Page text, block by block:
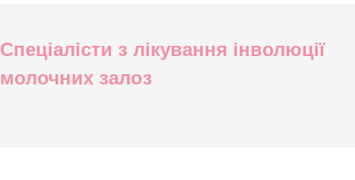
Спеціалісти з лікування інволюції
молочних залоз